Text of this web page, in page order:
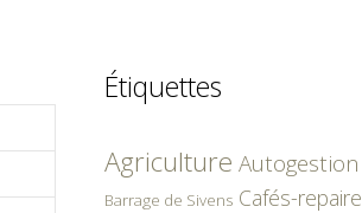
Étiquettes
Agriculture Autogestion
Barrage de Sivens Cafés-repaire